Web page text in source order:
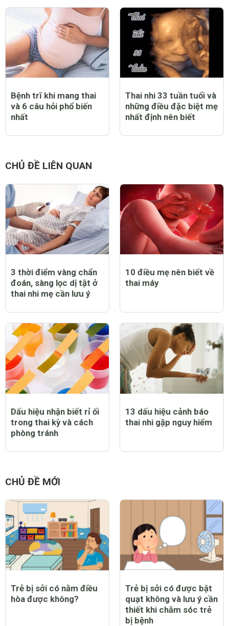
Bệnh trĩ khi mang thai
và 6 câu hỏi phổ biến
nhất
Thai nhi 33 tuần tuổi và
những điều đặc biệt mẹ
nhất định nên biết
CHỦ ĐỀ LIÊN QUAN
3 thời điểm vàng chẩn
đoán, sàng lọc dị tật ở
thai nhi mẹ cần lưu ý
10 điều mẹ nên biết về
thai máy
Dấu hiệu nhận biết rỉ ối
trong thai kỳ và cách
phòng tránh
13 dấu hiệu cảnh báo
thai nhi gặp nguy hiểm
CHỦ ĐỀ MỚI
Trẻ bị sởi có nằm điều
hòa được không?
Trẻ bị sởi có được bật
quạt không và lưu ý cần
thiết khi chăm sóc trẻ
bị bệnh